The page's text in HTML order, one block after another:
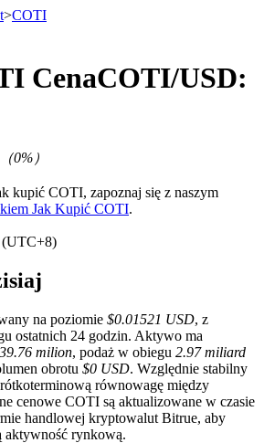
na USDT
>COTI
CenaCOTI/USD:
（0%）
kupić COTI, zapoznaj się z naszym
Jak Kupić COTI.
(UTC+8)
na poziomie $0.01521 USD, z
ostatnich 24 godzin. Aktywo ma
milion, podaż w obiegu 2.97 miliard
obrotu $0 USD. Względnie stabilny
równowagę między
cenowe COTI są aktualizowane w czasie
handlowej kryptowalut Bitrue, aby
aktywność rynkową.